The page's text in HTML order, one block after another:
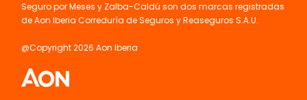
Seguro por Meses y Zalba-Caldú son dos marcas registradas
de Aon Iberia Correduría de Seguros y Reaseguros S.A.U.
@Copyright 2026 Aon Iberia